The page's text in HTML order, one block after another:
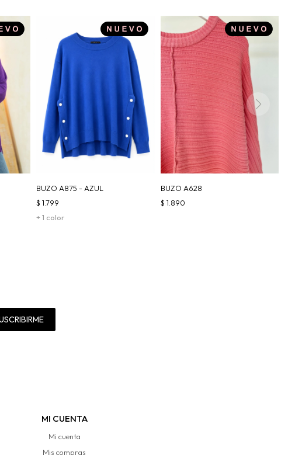
BUZO A875 - AZUL
+ 1 color
$ 1.799
BUZO A628
$ 1.890
MI CUENTA
Mi cuenta
Mis compras